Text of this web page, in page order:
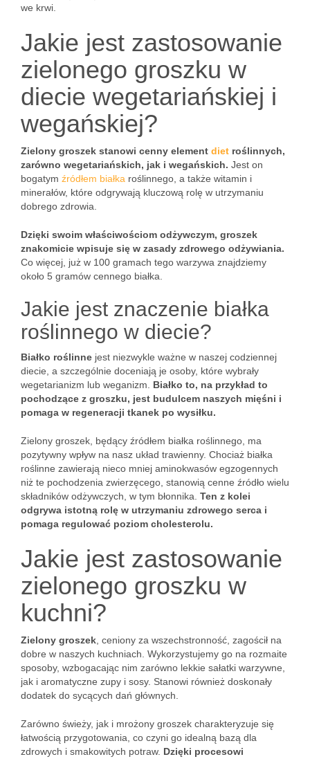
we krwi.
Jakie jest zastosowanie
zielonego groszku w
diecie wegetariańskiej i
wegańskiej?
Zielony groszek stanowi cenny element diet roślinnych,
zarówno wegetariańskich, jak i wegańskich. Jest on
bogatym źródłem białka roślinnego, a także witamin i
minerałów, które odgrywają kluczową rolę w utrzymaniu
dobrego zdrowia.
Dzięki swoim właściwościom odżywczym, groszek
znakomicie wpisuje się w zasady zdrowego odżywiania.
Co więcej, już w 100 gramach tego warzywa znajdziemy
około 5 gramów cennego białka.
Jakie jest znaczenie białka
roślinnego w diecie?
Białko roślinne jest niezwykle ważne w naszej codziennej
diecie, a szczególnie doceniają je osoby, które wybrały
wegetarianizm lub weganizm. Białko to, na przykład to
pochodzące z groszku, jest budulcem naszych mięśni i
pomaga w regeneracji tkanek po wysiłku.
Zielony groszek, będący źródłem białka roślinnego, ma
pozytywny wpływ na nasz układ trawienny. Chociaż białka
roślinne zawierają nieco mniej aminokwasów egzogennych
niż te pochodzenia zwierzęcego, stanowią cenne źródło wielu
składników odżywczych, w tym błonnika. Ten z kolei
odgrywa istotną rolę w utrzymaniu zdrowego serca i
pomaga regulować poziom cholesterolu.
Jakie jest zastosowanie
zielonego groszku w
kuchni?
Zielony groszek , ceniony za wszechstronność, zagościł na
dobre w naszych kuchniach. Wykorzystujemy go na rozmaite
sposoby, wzbogacając nim zarówno lekkie sałatki warzywne,
jak i aromatyczne zupy i sosy. Stanowi również doskonały
dodatek do sycących dań głównych.
Zarówno świeży, jak i mrożony groszek charakteryzuje się
łatwością przygotowania, co czyni go idealną bazą dla
zdrowych i smakowitych potraw. Dzięki procesowi